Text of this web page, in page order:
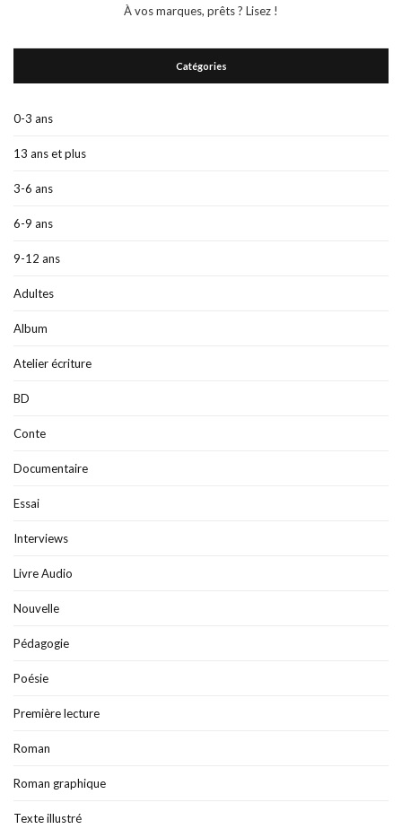
À vos marques, prêts ? Lisez !
Catégories
0-3 ans
13 ans et plus
3-6 ans
6-9 ans
9-12 ans
Adultes
Album
Atelier écriture
BD
Conte
Documentaire
Essai
Interviews
Livre Audio
Nouvelle
Pédagogie
Poésie
Première lecture
Roman
Roman graphique
Texte illustré